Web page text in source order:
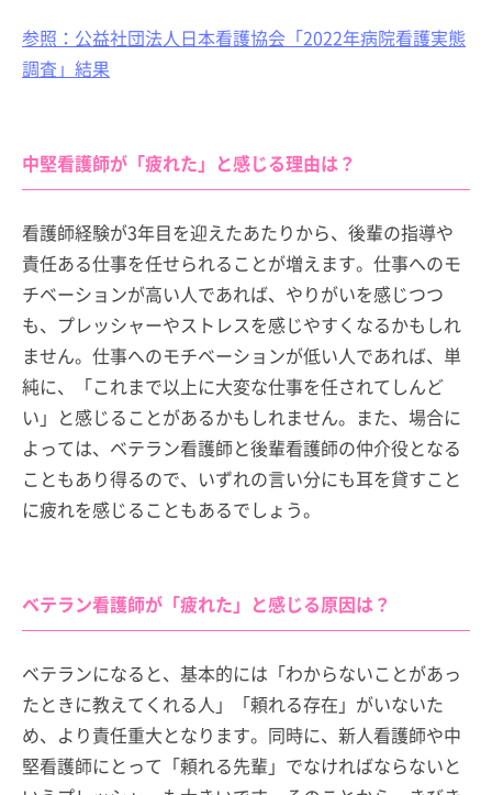
参照：公益社団法人日本看護協会「2022年病院看護実態
調査」結果
中堅看護師が「疲れた」と感じる理由は？
看護師経験が3年目を迎えたあたりから、後輩の指導や
責任ある仕事を任せられることが増えます。仕事へのモ
チベーションが高い人であれば、やりがいを感じつつ
も、プレッシャーやストレスを感じやすくなるかもしれ
ません。仕事へのモチベーションが低い人であれば、単
純に、「これまで以上に大変な仕事を任されてしんど
い」と感じることがあるかもしれません。また、場合に
よっては、ベテラン看護師と後輩看護師の仲介役となる
こともあり得るので、いずれの言い分にも耳を貸すこと
に疲れを感じることもあるでしょう。
ベテラン看護師が「疲れた」と感じる原因は？
ベテランになると、基本的には「わからないことがあっ
たときに教えてくれる人」「頼れる存在」がいないた
め、より責任重大となります。同時に、新人看護師や中
堅看護師にとって「頼れる先輩」でなければならないと